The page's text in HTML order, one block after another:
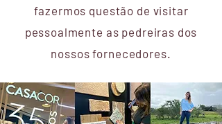
fazermos questão de visitar
pessoalmente as pedreiras dos
nossos fornecedores.